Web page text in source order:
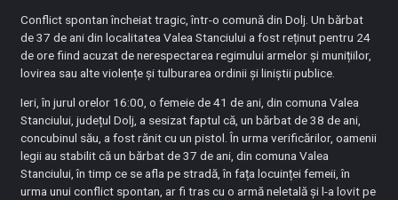
Conflict spontan încheiat tragic, într-o comună din Dolj. Un bărbat
de 37 de ani din localitatea Valea Stanciului a fost reținut pentru 24
de ore fiind acuzat de nerespectarea regimului armelor și munițiilor,
lovirea sau alte violențe și tulburarea ordinii și liniștii publice.
Ieri, în jurul orelor 16:00, o femeie de 41 de ani, din comuna Valea
Stanciului, județul Dolj, a sesizat faptul că, un bărbat de 38 de ani,
concubinul său, a fost rănit cu un pistol. În urma verificărilor, oamenii
legii au stabilit că un bărbat de 37 de ani, din comuna Valea
Stanciului, în timp ce se afla pe stradă, în fața locuinței femeii, în
urma unui conflict spontan, ar fi tras cu o armă neletală și l-a lovit pe